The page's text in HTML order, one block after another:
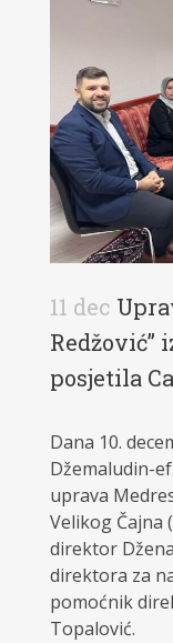
11 dec
Redžović”
posjetila
Dana 10.
Džemaludin-
uprava
Velikog Čajna
direktor
direktora za
pomoćnik
Topalović.